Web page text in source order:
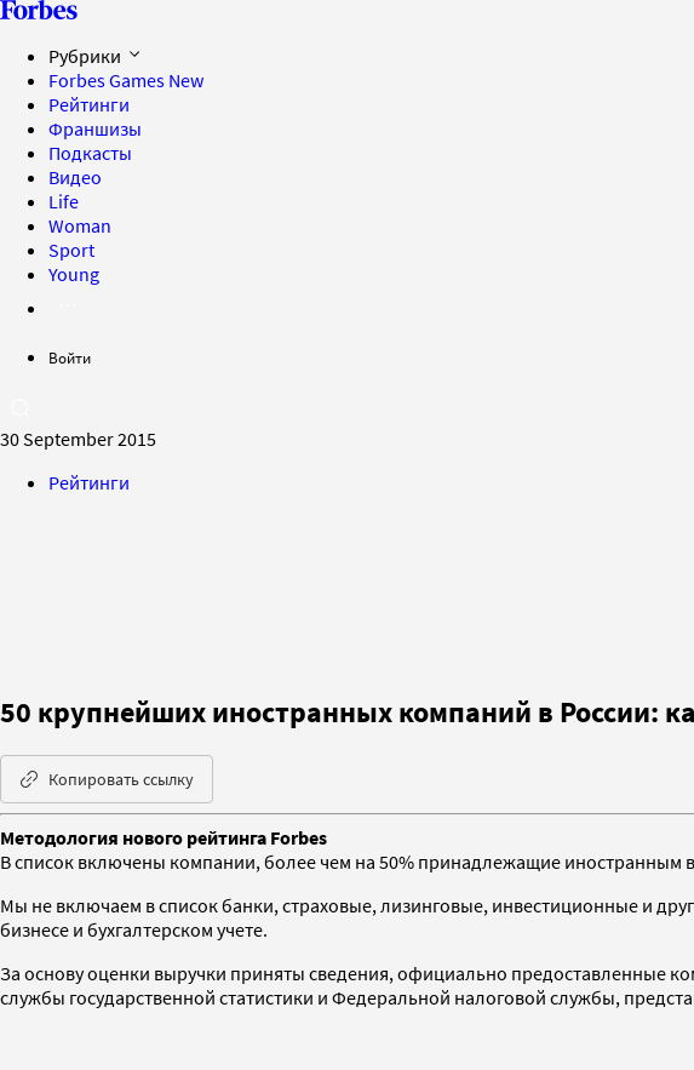
Рубрики
Forbes Games New
Рейтинги
Франшизы
Подкасты
Видео
Life
Woman
Sport
Young
Войти
30 September 2015
Рейтинги
50 крупнейших иностранных компаний в России:
Копировать ссылку
Методология нового рейтинга Forbes
В список включены компании, более чем на 50% принадлежащие иностранным
Мы не включаем в список банки, страховые, лизинговые, инвестиционные и
бизнесе и бухгалтерском учете.
За основу оценки выручки приняты сведения, официально предоставленные
службы государственной статистики и Федеральной налоговой службы,